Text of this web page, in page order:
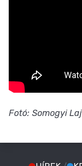
Fotó: Somogyi